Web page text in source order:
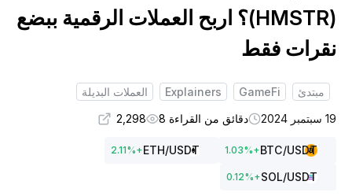
(HMSTR)؟ اربح العملات الرقمية ببضع
فقط
مبتدئ GameFi
Explainers
العملات البديلة
دقائق من القراءة 8 2,298
BTC/USDT
+
1.03%
ETH/USDT
+
2.11%
SOL/USDT
+
0.12%